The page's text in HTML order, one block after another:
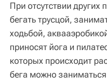
При отсутствии
бегать трусцой,
ходьбой,
приносят йога и
которых происходит
бега можно